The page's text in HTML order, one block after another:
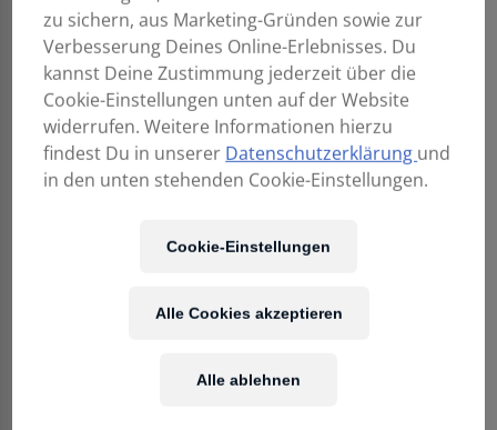
zu sichern, aus Marketing-Gründen sowie zur
Verbesserung Deines Online-Erlebnisses. Du
kannst Deine Zustimmung jederzeit über die
Cookie-Einstellungen unten auf der Website
widerrufen. Weitere Informationen hierzu
findest Du in unserer Datenschutzerklärung und
in den unten stehenden Cookie-Einstellungen.
Cookie-Einstellungen
Alle ablehnen
Alle Cookies akzeptieren